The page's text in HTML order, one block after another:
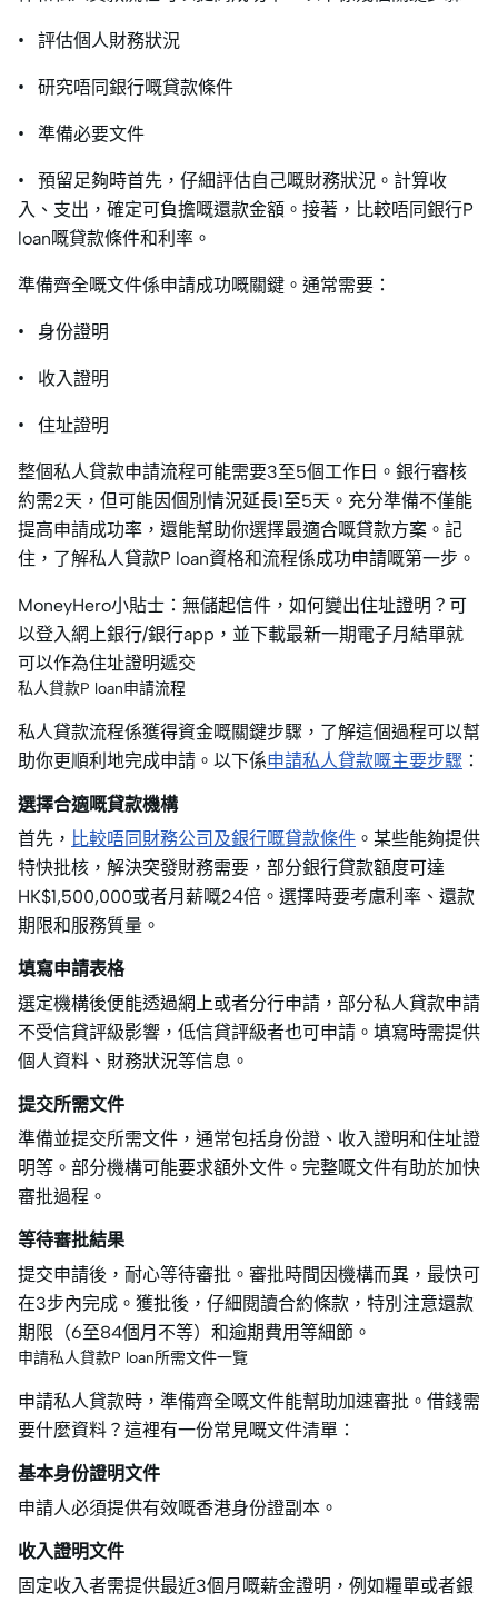
• 評估個人財務狀況
• 研究唔同銀行嘅貸款條件
• 準備必要文件
• 預留足夠時首先，仔細評估自己嘅財務狀況。計算收
入、支出，確定可負擔嘅還款金額。接著，比較唔同銀行P
loan嘅貸款條件和利率。
準備齊全嘅文件係申請成功嘅關鍵。通常需要：
• 身份證明
• 收入證明
• 住址證明
整個私人貸款申請流程可能需要3至5個工作日。銀行審核
約需2天，但可能因個別情況延長1至5天。充分準備不僅能
提高申請成功率，還能幫助你選擇最適合嘅貸款方案。記
住，了解私人貸款P loan資格和流程係成功申請嘅第一步。
MoneyHero小貼士：無儲起信件，如何變出住址證明？可
以登入網上銀行/銀行app，並下載最新一期電子月結單就
可以作為住址證明遞交
私人貸款P loan申請流程
私人貸款流程係獲得資金嘅關鍵步驟，了解這個過程可以幫
助你更順利地完成申請。以下係申請私人貸款嘅主要步驟 ：
選擇合適嘅貸款機構
首先， 比較唔同財務公司及銀行嘅貸款條件 。某些能夠提供
特快批核，解決突發財務需要，部分銀行貸款額度可達
HK$1,500,000或者月薪嘅24倍。選擇時要考慮利率、還款
期限和服務質量。
填寫申請表格
選定機構後便能透過網上或者分行申請，部分私人貸款申請
不受信貸評級影響，低信貸評級者也可申請。填寫時需提供
個人資料、財務狀況等信息。
提交所需文件
準備並提交所需文件，通常包括身份證、收入證明和住址證
明等。部分機構可能要求額外文件。完整嘅文件有助於加快
審批過程。
等待審批結果
提交申請後，耐心等待審批。審批時間因機構而異，最快可
在3步內完成。獲批後，仔細閱讀合約條款，特別注意還款
期限（6至84個月不等）和逾期費用等細節。
申請私人貸款P loan所需文件一覽
申請私人貸款時，準備齊全嘅文件能幫助加速審批。借錢需
要什麼資料？這裡有一份常見嘅文件清單：
基本身份證明文件
申請人必須提供有效嘅香港身份證副本。
收入證明文件
固定收入者需提供最近3個月嘅薪金證明，例如糧單或者銀